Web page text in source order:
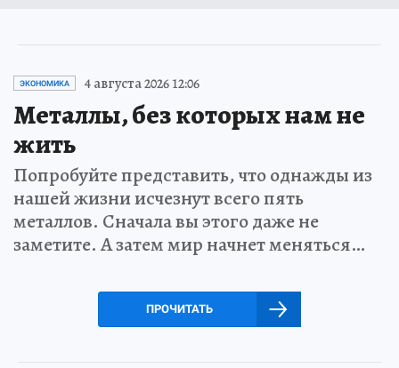
ЭКОНОМИКА 4 августа 2026 12:06
Металлы, без которых нам не
жить
Попробуйте представить, что однажды из
нашей жизни исчезнут всего пять
металлов. Сначала вы этого даже не
заметите. А затем мир начнет меняться…
ПРОЧИТАТЬ